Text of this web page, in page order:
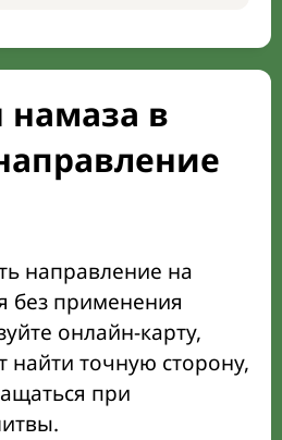
намаза в
направление на
без применения
онлайн-карту,
найти точную сторону,
при